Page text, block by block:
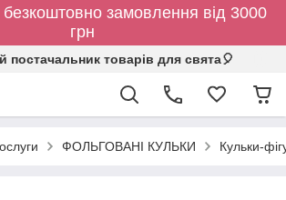
замовлення від 3000
грн
постачальник товарів для свята🎈
ФОЛЬГОВАНІ КУЛЬКИ Кульки-